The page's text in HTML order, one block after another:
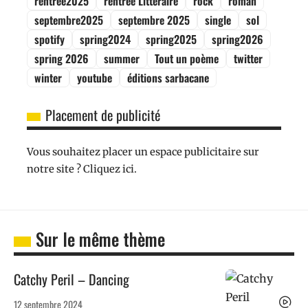
septembre2025
septembre 2025 single
sol
spotify
spring2024 spring2025
spring2026
spring 2026
summer Tout un poème
twitter
winter
youtube éditions sarbacane
Placement de publicité
Vous souhaitez placer un espace publicitaire sur
notre site ? Cliquez ici.
Sur le même thème
Catchy Peril – Dancing
12 septembre 2024